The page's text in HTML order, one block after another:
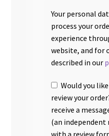
Your personal
process your
experience
website, and for
described in our
Would you
review your
receive a
(an independent